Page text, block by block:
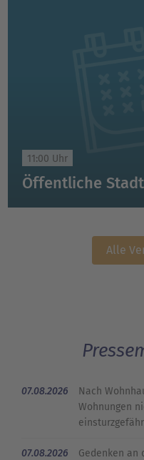
11:00 Uhr
Alle
07.08.2026
Nach
Wohnungen
07.08.2026 Gedenken an